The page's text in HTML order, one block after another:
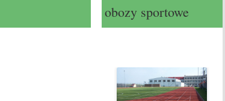
obozy sportowe